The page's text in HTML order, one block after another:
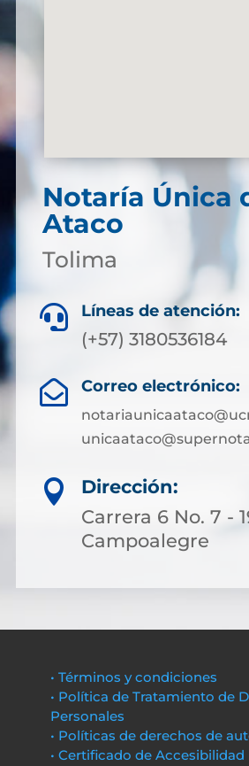
Notaría Única
Ataco
Tolima
 Líneas de atención:
(+57) 3180536184
 Correo electrónico:

Dirección:
Carrera 6 No. 7 -
Campoalegre
• Términos y condiciones
• Política de Tratamiento de
Personales
• Políticas de derechos de
• Certificado de Accesibilidad